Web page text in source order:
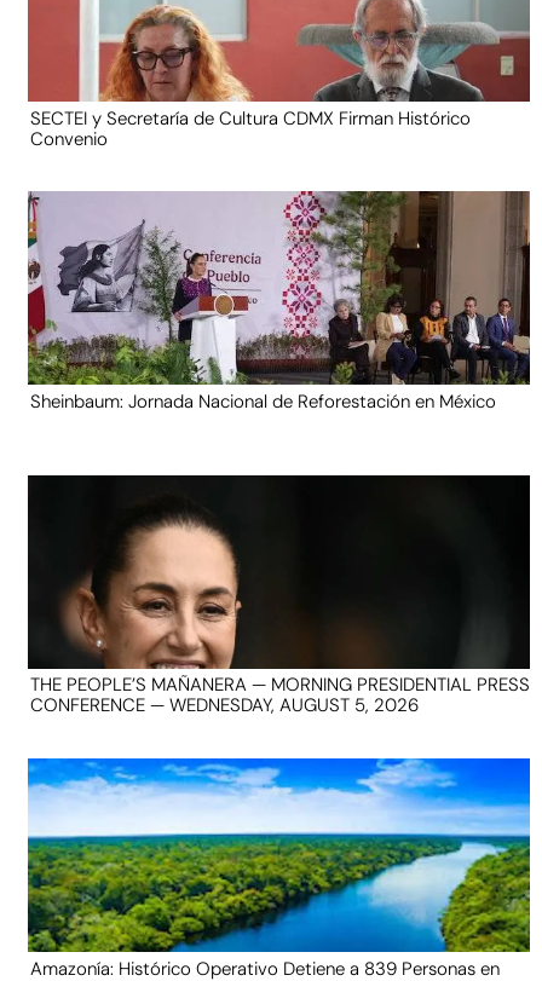
SECTEI y Secretaría de Cultura CDMX Firman Histórico
Convenio
Sheinbaum: Jornada Nacional de Reforestación en México
THE PEOPLE’S MAÑANERA — MORNING PRESIDENTIAL PRESS
CONFERENCE — WEDNESDAY, AUGUST 5, 2026
Amazonía: Histórico Operativo Detiene a 839 Personas en